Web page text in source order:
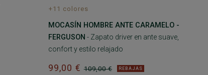
+11 colores
MOCASÍN HOMBRE ANTE CARAMELO -
FERGUSON - Zapato driver en ante suave,
confort y estilo relajado
109,00 €
99,00 € REBAJAS